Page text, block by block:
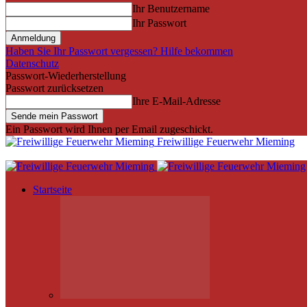
Ihr Benutzername
Ihr Passwort
Haben Sie Ihr Passwort vergessen? Hilfe bekommen
Datenschutz
Passwort-Wiederherstellung
Passwort zurücksetzen
Ihre E-Mail-Adresse
Ein Passwort wird Ihnen per Email zugeschickt.
Freiwillige Feuerwehr Mieming
Startseite